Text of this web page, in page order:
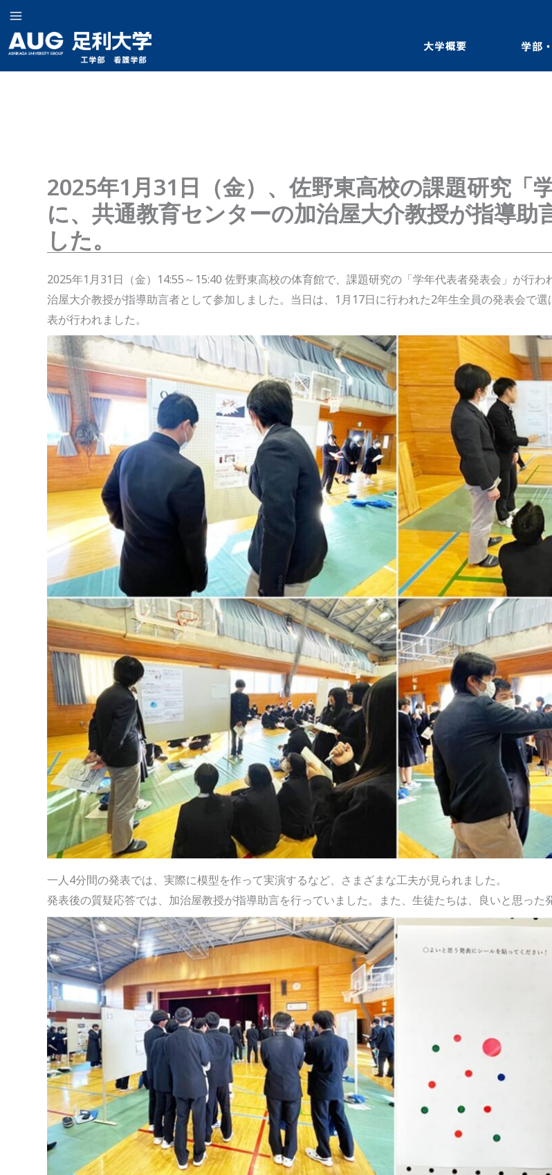
内
を
ス
2025年1月31日（金）、佐野東高校の課題研究「
に、共通教育センターの加治屋大介教授が指導助
した。
2025年1月31日（金）14:55～15:40 佐野東高校の体育館で、課題研究の「学年代表者発表会」が行
治屋大介教授が指導助言者として参加しました。当日は、1月17日に行われた2年生全員の発表会で
表が行われました。
一人4分間の発表では、実際に模型を作って実演するなど、さまざまな工夫が見られました。
発表後の質疑応答では、加治屋教授が指導助言を行っていました。また、生徒たちは、良いと思った